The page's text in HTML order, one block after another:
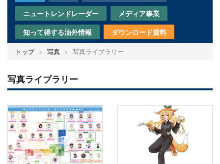
ニュートレンドレーダー
メディア事業
知って得する油外情報
ダウンロード資料
トップ 写真 写真ライブラリー
写真ライブラリー